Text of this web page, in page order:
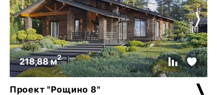
218,88 м2
Проект "Рощино 8"